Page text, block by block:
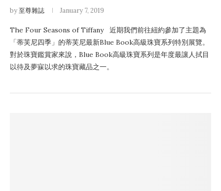
by至尊雜誌 January 7, 2019
The Four Seasons of Tiffany 近期我們前往紐約參加了主題為
「蒂芙尼四季」的蒂芙尼最新Blue Book高級珠寶系列特別展覽。
對於珠寶鑑賞家來說，Blue Book高級珠寶系列是年度最讓人拭目
以待及夢寐以求的珠寶藏品之一。